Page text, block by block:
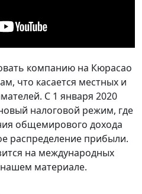
компанию на Кюрасао
что касается местных и
С 1 января 2020
налоговой режим, где
общемирового дохода
распределение прибыли.
на международных
материале.